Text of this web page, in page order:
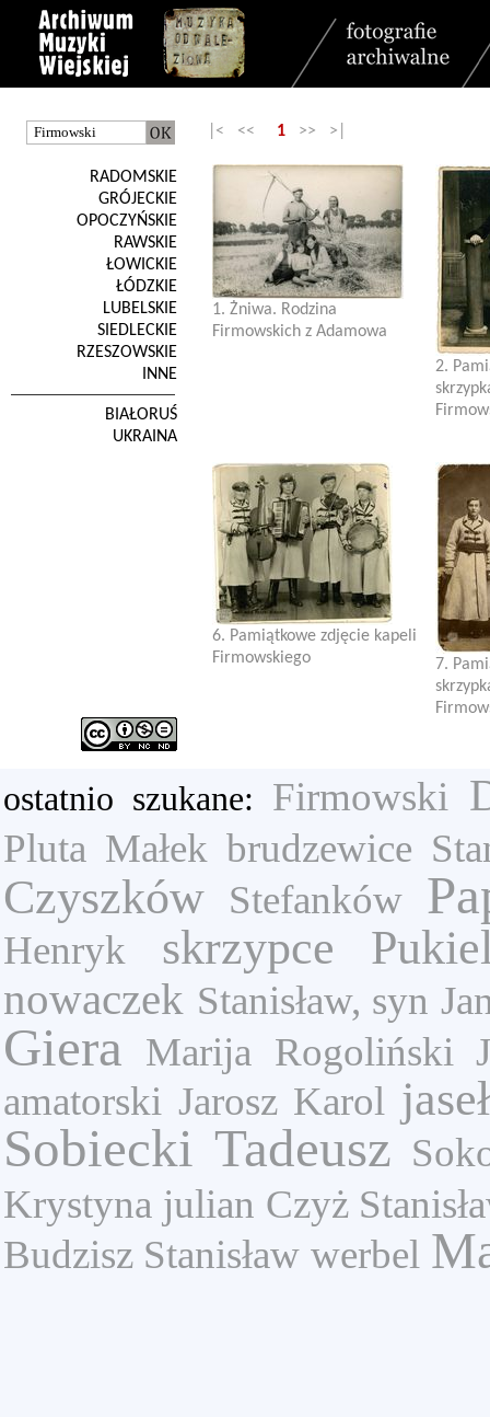
RADOMSKIE
GRÓJECKIE
OPOCZYŃSKIE
RAWSKIE
ŁOWICKIE
ŁÓDZKIE
LUBELSKIE
SIEDLECKIE
RZESZOWSKIE
INNE
BIAŁORUŚ
UKRAINA
|< << 1 >> >|
1. Żniwa. Rodzina
Firmowskich z Adamowa
2.
6. Pamiątkowe zdjęcie kapeli
Firmowskiego
7.
ostatnio szukane: Firmowski
Pluta Małek brudzewice
Czyszków Stefanków
Henryk skrzypce
nowaczek Stanisław, syn
Giera Marija Rogoliński
amatorski Jarosz Karol
Sobiecki Tadeusz
Krystyna julian Czyż
Budzisz Stanisław werbel